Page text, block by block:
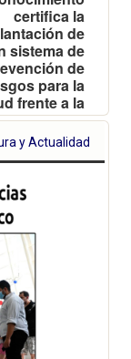
certifica la
de
sistema de
de
para la
frente a la
COVID-19
y Actualidad